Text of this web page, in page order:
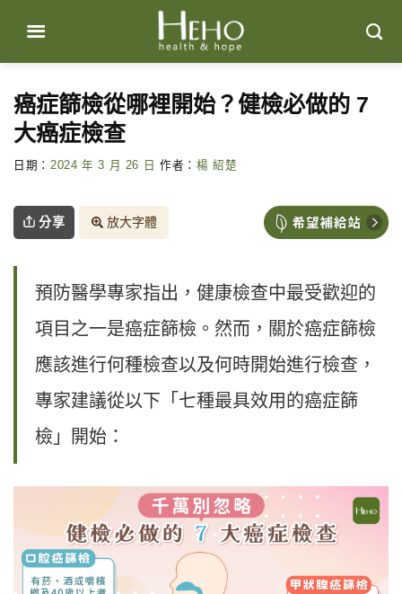
content
癌症篩檢從哪裡開始？健檢必做的 7
大癌症檢查
日期： 2024 年 3 月 26 日 作者： 楊 紹楚
分享 放大字體
預防醫學專家指出，健康檢查中最受歡迎的
項目之一是癌症篩檢。然而，關於癌症篩檢
應該進行何種檢查以及何時開始進行檢查，
專家建議從以下「七種最具效用的癌症篩
檢」開始：